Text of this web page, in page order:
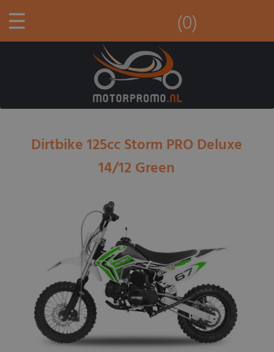
☰ (0)
Dirtbike 125cc Storm PRO Deluxe
14/12 Green